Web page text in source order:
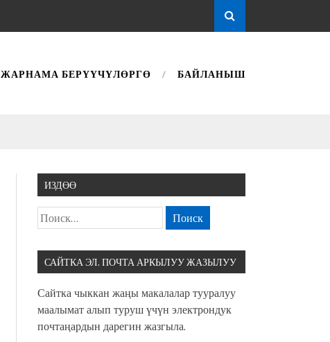
ЖАРНАМА БЕРҮҮЧҮЛӨРГӨ БАЙЛАНЫШ
ИЗДӨӨ
САЙТКА ЭЛ. ПОЧТА АРКЫЛУУ ЖАЗЫЛУУ
Сайтка чыккан жаңы макалалар тууралуу
маалымат алып туруш үчүн электрондук
почтаңардын дарегин жазгыла.